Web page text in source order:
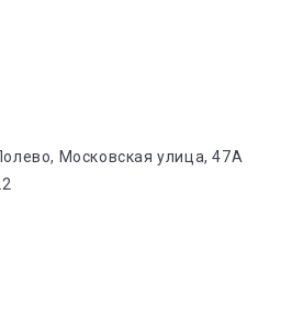
Московская улица, 47А